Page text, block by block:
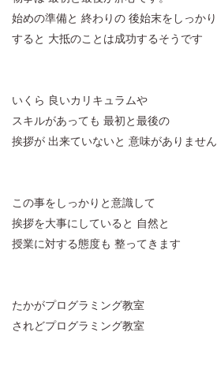
始めの準備と 終わりの 後始末をしっかり
すると 大抵のことは成功するそうです
いくら 良いカリキュラムや
スキルがあっても 最初と最後の
挨拶が 出来ていないと 意味がありません
この事をしっかりと意識して
挨拶を大事にしていると 自然と
授業に対する態度も 整ってきます
たかがプログラミング教室
されどプログラミング教室